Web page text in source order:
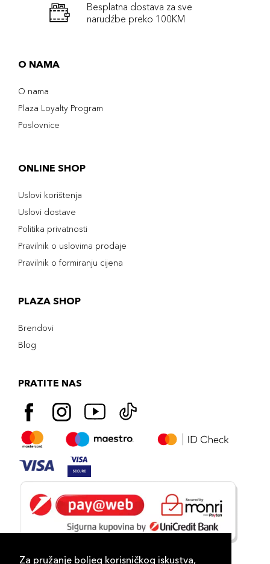
Za pružanje boljeg korisničkog iskustva,
Besplatna dostava za sve
narudźbe preko 100KM
O NAMA
O nama
Plaza Loyalty Program
Poslovnice
ONLINE SHOP
Uslovi korištenja
Uslovi dostave
Politika privatnosti
Pravilnik o uslovima prodaje
Pravilnik o formiranju cijena
PLAZA SHOP
Brendovi
Blog
PRATITE NAS